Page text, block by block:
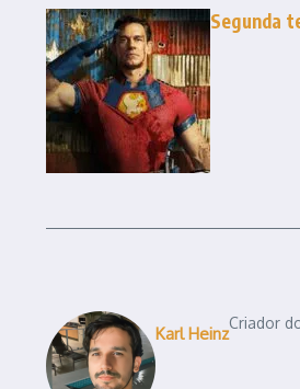
Segunda
Karl Heinz
Criador